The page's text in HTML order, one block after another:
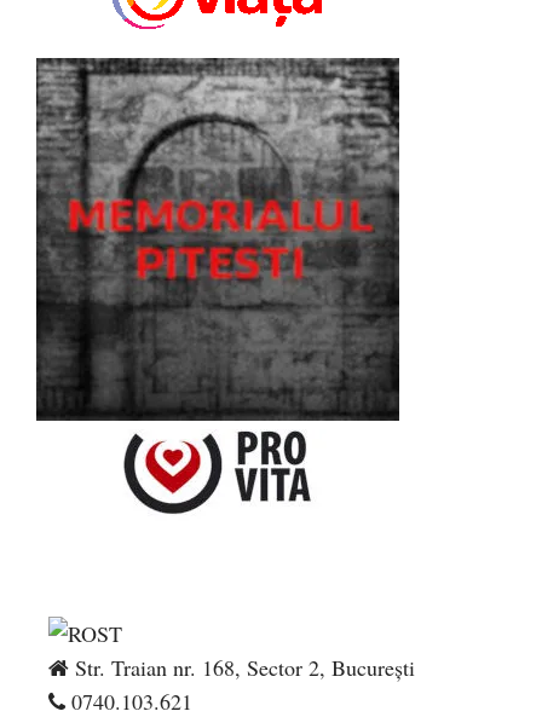
Str. Traian nr. 168, Sector 2, București
0740.103.621